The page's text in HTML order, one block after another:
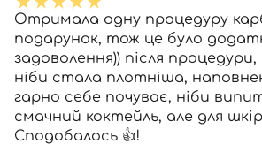
Отримала одну процедуру
подарунок, тож це було
задоволення)) після
ніби стала плотніша,
гарно себе почуває, ніби
смачний коктейль, але для
Сподобалось 👍!